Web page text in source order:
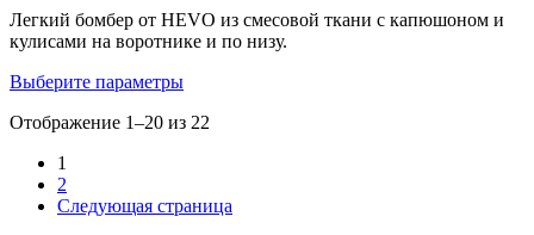
Легкий бомбер от HEVO из смесовой ткани с капюшоном и
кулисами на воротнике и по низу.
Выберите параметры
Отображение 1–20 из 22
1
2
Следующая страница